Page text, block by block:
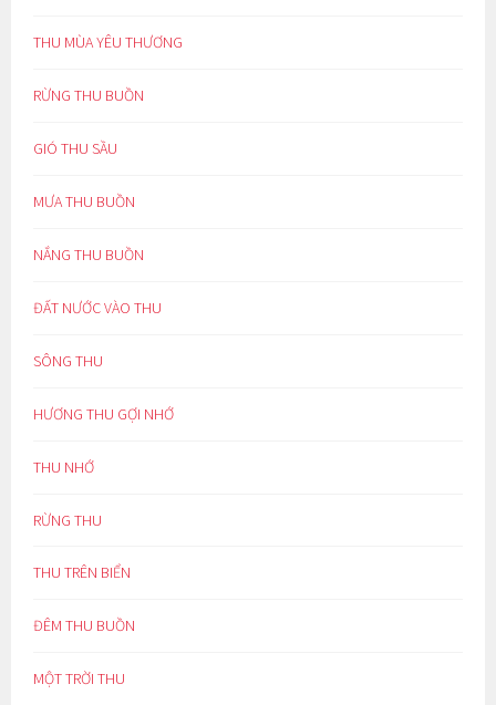
THU MÙA YÊU THƯƠNG
RỪNG THU BUỒN
GIÓ THU SẦU
MƯA THU BUỒN
NẮNG THU BUỒN
ĐẤT NƯỚC VÀO THU
SÔNG THU
HƯƠNG THU GỢI NHỚ
THU NHỚ
RỪNG THU
THU TRÊN BIỂN
ĐÊM THU BUỒN
MỘT TRỜI THU